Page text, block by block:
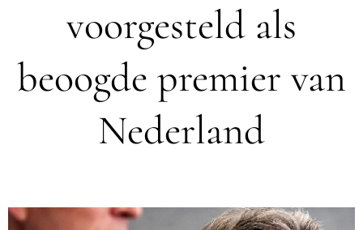
voorgesteld als
beoogde premier van
Nederland